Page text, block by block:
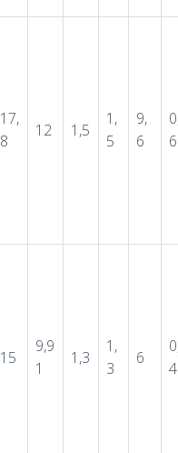
17,
8
12 1,5
1,
5
9,
6
15
9,9
1
1,3
1,
3
6